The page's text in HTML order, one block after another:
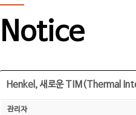
Notice
Henkel, 새로운 TIM(Thermal
관리자